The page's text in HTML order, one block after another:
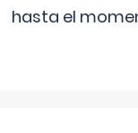
hasta el